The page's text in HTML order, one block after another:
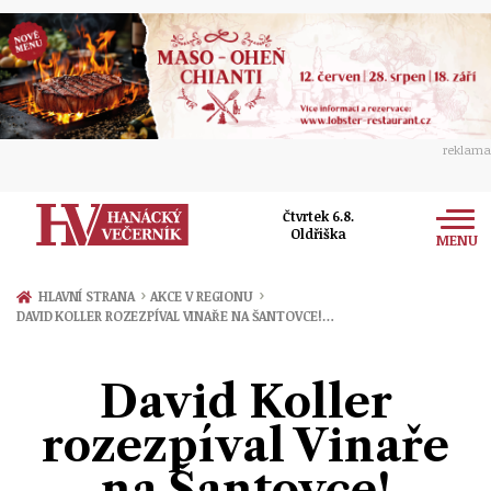
reklama
Čtvrtek 6.8.
Oldřiška
MENU
Zprávy
Přerov
Ekonomika
Kultura
Hudba
Společnost
HLAVNÍ STRANA › AKCE V REGIONU ›
DAVID KOLLER ROZEZPÍVAL VINAŘE NA ŠANTOVCE!…
David Koller
rozezpíval Vinaře